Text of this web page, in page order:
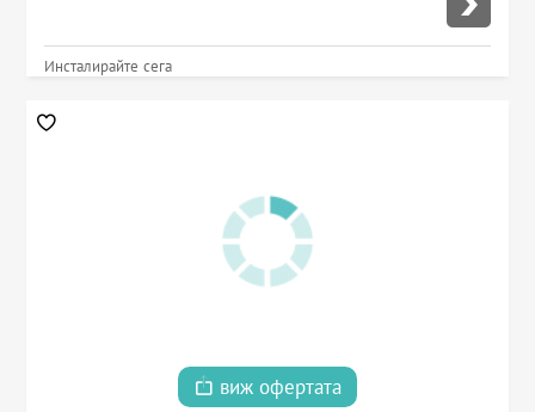
Инсталирайте сега
виж офертата